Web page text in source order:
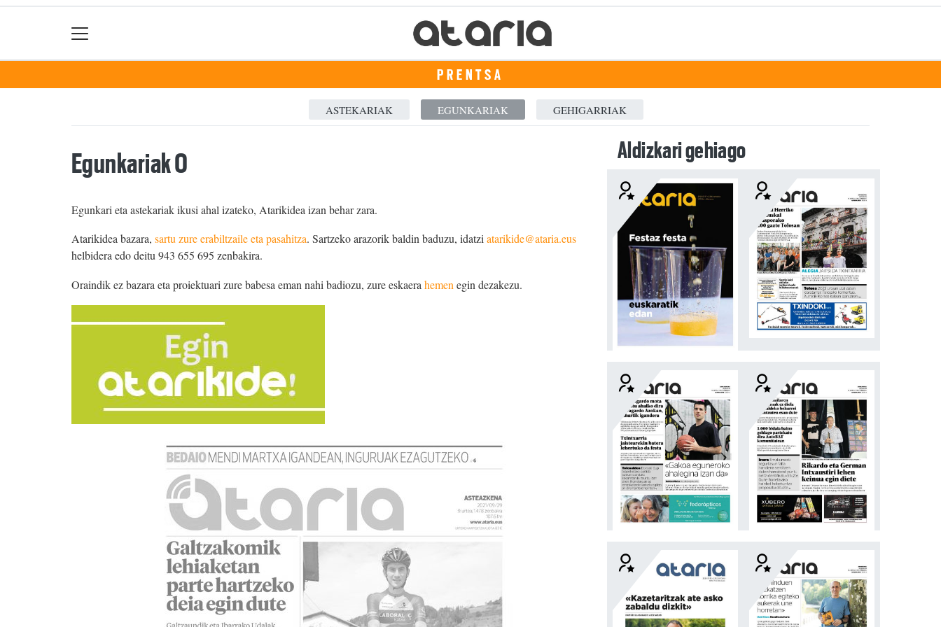
PRENTSA
ASTEKARIAK EGUNKARIAK GEHIGARRIAK
Egunkariak 0
Egunkari eta astekariak ikusi ahal izateko, Atarikidea izan behar zara.
Atarikidea bazara, sartu zure erabiltzaile eta pasahitza. Sartzeko arazorik baldin baduzu, idatziatarikide@ataria.eus
helbidera edo deitu 943 655 695 zenbakira.
Oraindik ez bazara eta proiektuari zure babesa eman nahi badiozu, zure eskaera hemen egin dezakezu.
Aldizkari gehiago